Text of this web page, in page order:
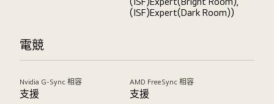
(ISF)Expert(Dark Room))
電競
Nvidia G-Sync 相容
支援
AMD FreeSync 相容
支援